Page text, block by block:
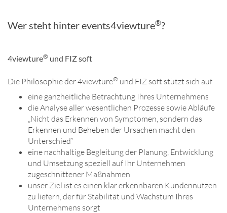
Wer steht hinter events4viewture®?
4viewture® und FIZ soft
Die Philosophie der 4viewture® und FIZ soft stützt sich auf
eine ganzheitliche Betrachtung Ihres Unternehmens
die Analyse aller wesentlichen Prozesse sowie Abläufe
„Nicht das Erkennen von Symptomen, sondern das
Erkennen und Beheben der Ursachen macht den
Unterschied“
eine nachhaltige Begleitung der Planung, Entwicklung
und Umsetzung speziell auf Ihr Unternehmen
zugeschnittener Maßnahmen
unser Ziel ist es einen klar erkennbaren Kundennutzen
zu liefern, der für Stabilität und Wachstum Ihres
Unternehmens sorgt